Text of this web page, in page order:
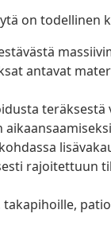
on todellinen
antavat
rajoitettuun